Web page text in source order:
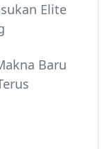
Elite
Baru